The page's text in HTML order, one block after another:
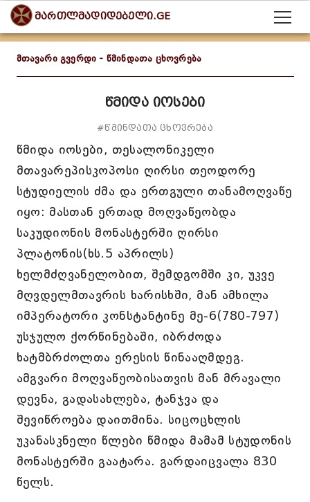
მართლმადიდებელი.GE
მთავარი გვერდი - წმინდათა ცხოვრება
წმიდა იოსები
#წმინდათა ცხოვრება
წმიდა იოსები, თესალონიკელი
მთავარეპისკოპოსი ღირსი თეოდორე
სტუდიელის ძმა და ერთგული თანამოღვაწე
იყო: მასთან ერთად მოღვაწეობდა
საკუდიონის მონასტერში ღირსი
პლატონის(ხს.5 აპრილს)
ხელმძღვანელობით, შემდგომში კი, უკვე
მღვდელმთავრის ხარისხში, მან ამხილა
იმპერატორი კონსტანტინე მე-6(780-797)
უსჯულო ქორწინებაში, იბრძოდა
ხატმბრძოლთა ერესის წინააღმდეგ.
ამგვარი მოღვაწეობისათვის მან მრავალი
დევნა, გადასახლება, ტანჯვა და
შევიწროება დაითმინა. სიცოცხლის
უკანასკნელი წლები წმიდა მამამ სტუდონის
მონასტერში გაატარა. გარდაიცვალა 830
წელს.